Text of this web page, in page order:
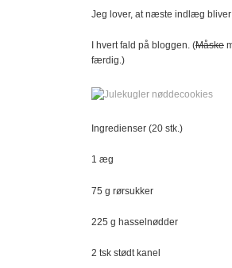
Jeg lover, at næste indlæg
I hvert fald på bloggen. (Måske
færdig.)
Ingredienser (20 stk.)
1 æg
75 g rørsukker
225 g hasselnødder
2 tsk stødt kanel